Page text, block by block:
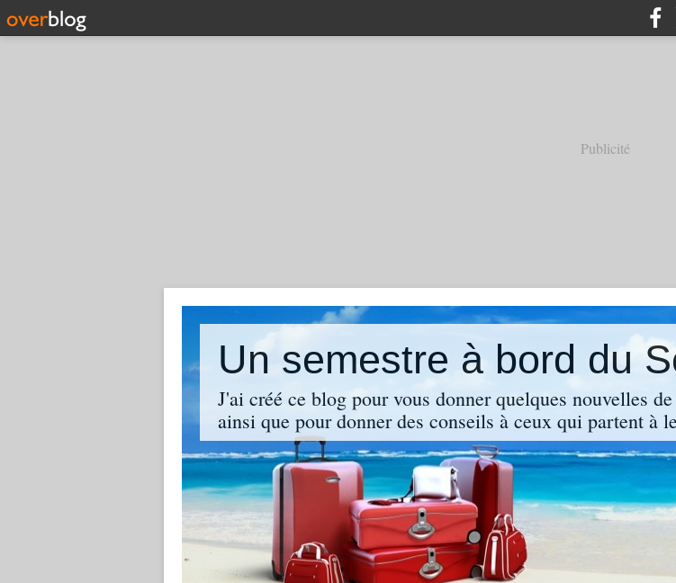
Publicité
Un semestre à bord du
J'ai créé ce blog pour vous donner quelques nouvelles
ainsi que pour donner des conseils à ceux qui partent à